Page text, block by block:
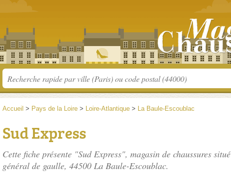
Accueil > Pays de la Loire > Loire-Atlantique > La Baule-Escoublac
Sud Express
Cette fiche présente "Sud Express", magasin de chaussures situé
général de gaulle, 44500 La Baule-Escoublac.